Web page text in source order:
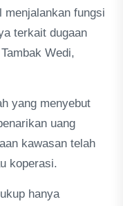
menjalankan fungsi
terkait dugaan
Wedi,
yang menyebut
uang
kawasan telah
koperasi.
hanya